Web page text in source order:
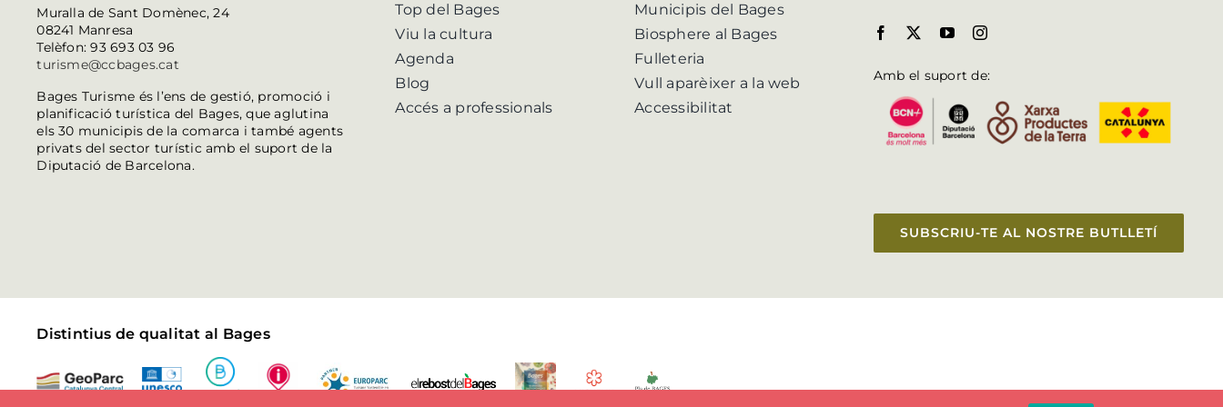
Muralla de Sant Domènec, 24
08241 Manresa
Telèfon: 93 693 03 96
turisme@ccbages.cat
Bages Turisme és l’ens de gestió, promoció i
planificació turística del Bages, que aglutina
els 30 municipis de la comarca i també agents
privats del sector turístic amb el suport de la
Diputació de Barcelona.
Top del Bages
Viu la cultura
Agenda
Blog
Accés a professionals
Municipis del Bages
Biosphere al Bages
Fulleteria
Vull aparèixer a la web
Accessibilitat
Amb el suport de:
SUBSCRIU-TE AL NOSTRE BUTLLETÍ
Distintius de qualitat al Bages